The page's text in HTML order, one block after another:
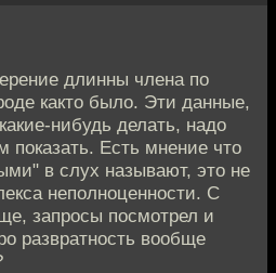
длинны члена по
както было. Эти данные,
нибудь делать, надо
показать. Есть мнение что
в слух называют, это не
неполноценности. С
запросы посмотрел и
развратность вообще